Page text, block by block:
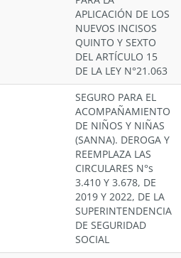
APLICACIÓN DE LOS
NUEVOS INCISOS
QUINTO Y SEXTO
DEL ARTÍCULO 15
DE LA LEY N°21.063
SEGURO PARA EL
ACOMPAÑAMIENTO
DE NIÑOS Y NIÑAS
(SANNA). DEROGA Y
REEMPLAZA LAS
CIRCULARES N°s
3.410 Y 3.678, DE
2019 Y 2022, DE LA
SUPERINTENDENCIA
DE SEGURIDAD
SOCIAL